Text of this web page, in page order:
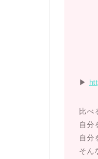
▶︎
比べ
自分
自分
そん